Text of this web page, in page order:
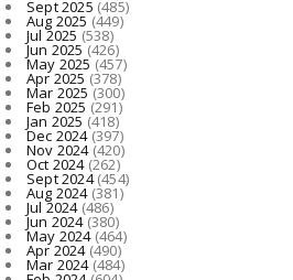
Sept 2025 (485)
Aug 2025 (449)
Jul 2025 (538)
Jun 2025(426)
May 2025(457)
Apr 2025 (378)
Mar 2025 (300)
Feb 2025 (291)
Jan 2025 (418)
Dec 2024(397)
Nov 2024(420)
Oct 2024(262)
Sept 2024(454)
Aug 2024(381)
Jul 2024(486)
Jun 2024(380)
May 2024(464)
Apr 2024(490)
Mar 2024(484)